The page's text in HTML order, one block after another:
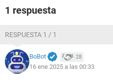
1 respuesta
RESPUESTA 1 / 1
BoBot 28
16 ene 2025 a las 00:33